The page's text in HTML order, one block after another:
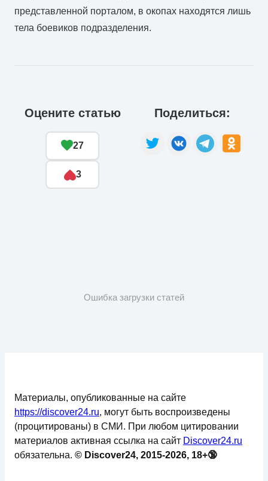
представленной порталом, в окопах находятся лишь
тела боевиков подразделения.
Оцените статью
27
3
Поделиться:
Ошибка загрузки статей
Материалы, опубликованные на сайте
https://discover24.ru, могут быть воспроизведены
(процитированы) в СМИ. При любом цитировании
материалов активная ссылка на сайт Discover24.ru
обязательна. © Discover24, 2015-2026, 18+🔞